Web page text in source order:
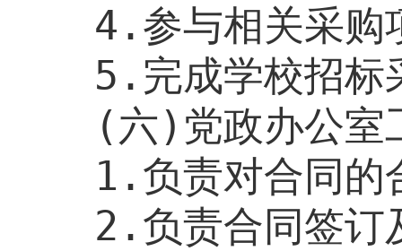
4. 参与相关采购
5. 完成学校招标
(六) 党政办公室
1. 负责对合同的
2. 负责合同签订